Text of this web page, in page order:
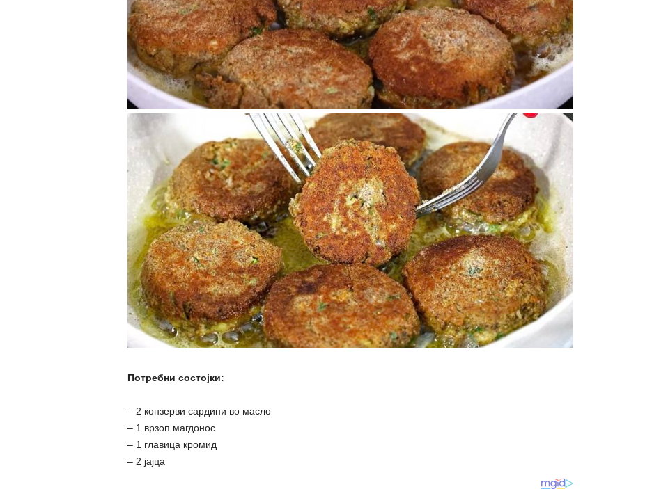
Потребни состојки:
– 2 конзерви сардини во масло
– 1 врзоп магдонос
– 1 главица кромид
– 2 јајца